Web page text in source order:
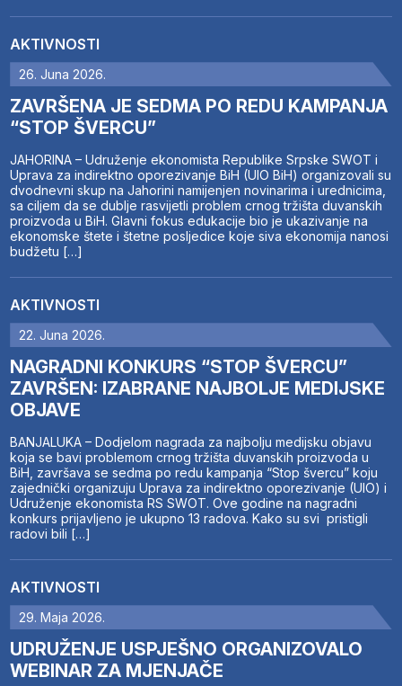
AKTIVNOSTI
26. Juna 2026.
ZAVRŠENA JE SEDMA PO REDU KAMPANJA
“STOP ŠVERCU”
JAHORINA – Udruženje ekonomista Republike Srpske SWOT i
Uprava za indirektno oporezivanje BiH (UIO BiH) organizovali su
dvodnevni skup na Jahorini namijenjen novinarima i urednicima,
sa ciljem da se dublje rasvijetli problem crnog tržišta duvanskih
proizvoda u BiH. Glavni fokus edukacije bio je ukazivanje na
ekonomske štete i štetne posljedice koje siva ekonomija nanosi
budžetu […]
AKTIVNOSTI
22. Juna 2026.
NAGRADNI KONKURS “STOP ŠVERCU”
ZAVRŠEN: IZABRANE NAJBOLJE MEDIJSKE
OBJAVE
BANJALUKA – Dodjelom nagrada za najbolju medijsku objavu
koja se bavi problemom crnog tržišta duvanskih proizvoda u
BiH, završava se sedma po redu kampanja “Stop švercu” koju
zajednički organizuju Uprava za indirektno oporezivanje (UIO) i
Udruženje ekonomista RS SWOT. Ove godine na nagradni
konkurs prijavljeno je ukupno 13 radova. Kako su svi pristigli
radovi bili […]
AKTIVNOSTI
29. Maja 2026.
UDRUŽENJE USPJEŠNO ORGANIZOVALO
WEBINAR ZA MJENJAČE